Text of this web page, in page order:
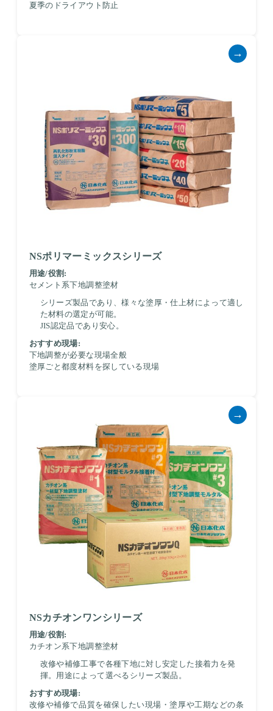
夏季のドライアウト防止
NSポリマーミックスシリーズ
用途/役割:
セメント系下地調整塗材
シリーズ製品であり、様々な塗厚・仕上材によって適し
た材料の選定が可能。
JIS認定品であり安心。
おすすめ現場:
下地調整が必要な現場全般
塗厚ごと都度材料を探している現場
→
NSカチオンワンシリーズ
用途/役割:
カチオン系下地調整塗材
改修や補修工事で各種下地に対し安定した接着力を発
揮。用途によって選べるシリーズ製品。
おすすめ現場:
改修や補修で品質を確保したい現場・塗厚や工期などの条
→